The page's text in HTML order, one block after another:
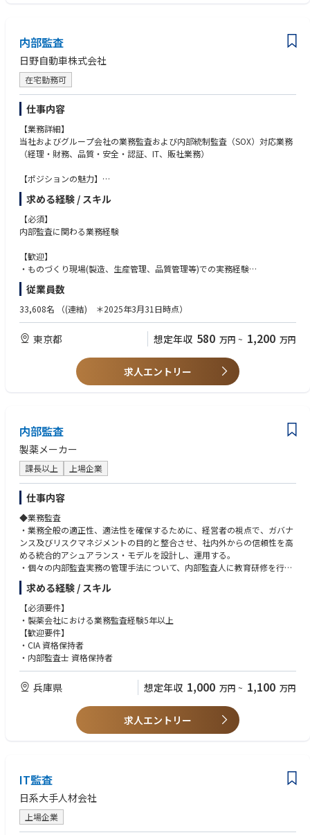
- 内部統制監査を専門とする少数精鋭のチームで、個々の裁量と責任が大
きく、主体的に業務を進められる環境です。
- 次期基幹システム更改という全社的な重要プロジェクトにおいて、内部
統制対応の中核として、文書整備から外部監査対応まで一連のプロセスを
リードする経験を積むことができます。
- 親会社、各事業部門、IT部門、外部監査人など、多様な関係者と関わりな
がら、ガバナンス全体を俯瞰する視点が養われます。
- 監査業務のDX化・高度化を自ら企画・推進できるため、単なるチェック
業務にとどまらず、「仕組みをつくる監査」「価値を生む内部統制」に携
わることができます。
据えた内部統制・監査体制の構築に関与できます。
- 専門性を尊重し合いながら、落ち着いた雰囲気の中で腰を据えて仕事に
取り組める職場です。
【当社について】
はニッケル・クロム・レアメタル等の原料・素材などを含む金属資源全般
を総合的に取り扱う金属商社です。
【RtM】とは Resource to Market の略称で、「金属資源を市場へ」すなわ
ち最良の形で「金属資源のサプライヤーとユーザーを結び付ける」ことを
企業活動の根幹とし、地球環境の保全に努めつつ、持続的な社会の発展に
貢献していくという私共の思いを表しています。
内部監査
日野自動車株式会社
在宅勤務可
仕事内容
【業務詳細】
当社およびグループ会社の業務監査および内部統制監査（SOX）対応業務
（経理・財務、品質・安全・認証、IT、販社業務）
【ポジションの魅力】
ご経験により、国内・海外の各社において、上記いずれかの分野でのエキ
スパートとして、また発展的に新領域や新技術の分野にも関わることがで
きます。
内部監査部
※入社と同時、または将来的に持株会社に出向いただく可能性がございま
【将来の期待】
入社後、当面は実務担当をご経験後、将来的にはマネージャー等組織の中
求める経験 / スキル
【必須】
内部監査に関わる業務経験
【歓迎】
・ものづくり現場(製造、生産管理、品質管理等)での実務経験
・国内外の工場、営業所、販売店等における業務経験
・メーカー、金融機関、商社、監査法人での経験
・公認内部監査人(CIA)、内部監査士の資格
・英語力(海外監査を希望する場合はTOEIC 700点以上が望ましい)
従業員数
33,608名 （(連結) ＊2025年3月31日時点）
東京都 想定年収 580 万円 ~ 1,200 万円
求人エントリー
内部監査
製薬メーカー
課長以上 上場企業
仕事内容
◆業務監査
・業務全般の適正性、適法性を確保するために、経営者の視点で、ガバナ
ンス及びリスクマネジメントの目的と整合させ、社内外からの信頼性を高
める統合的アシュアランス・モデルを設計し、運用する。
・個々の内部監査実務の管理手法について、内部監査人に教育研修を行
う。
◆J-SOX
・財務報告の信頼性確保に向けて、プロセスオーナーが文書化した３点セ
ットについて、整備状況及び運用状況を評価する。
・内部統制推進部と連携の上、内部統制報告書を精査し、外部監査人と調
整する。
◆内部監査の品質評価
供する。
・継続的な改善戦略に関する専門家としての見識を提供し、品質評価の手
法を進化させる。
求める経験 / スキル
【必須要件】
・製薬会社における業務監査経験5年以上
【歓迎要件】
・CIA 資格保持者
・内部監査士 資格保持者
兵庫県 想定年収 1,000 万円 ~ 1,100 万円
求人エントリー
IT監査
日系大手人材会社
上場企業